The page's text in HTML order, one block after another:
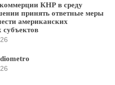
КНР в среду
принять ответные меры
американских
субъектов